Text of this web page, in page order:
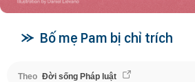
Bố mẹ Pam bị chỉ trích
Theo Đời sống Pháp luật